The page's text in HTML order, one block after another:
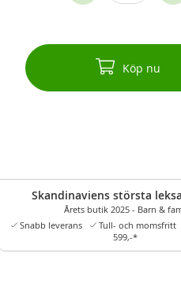
Köp nu
Skandinaviens största
Årets butik 2025 - Barn &
Snabb leverans
Tull- och momsfritt
599,-*